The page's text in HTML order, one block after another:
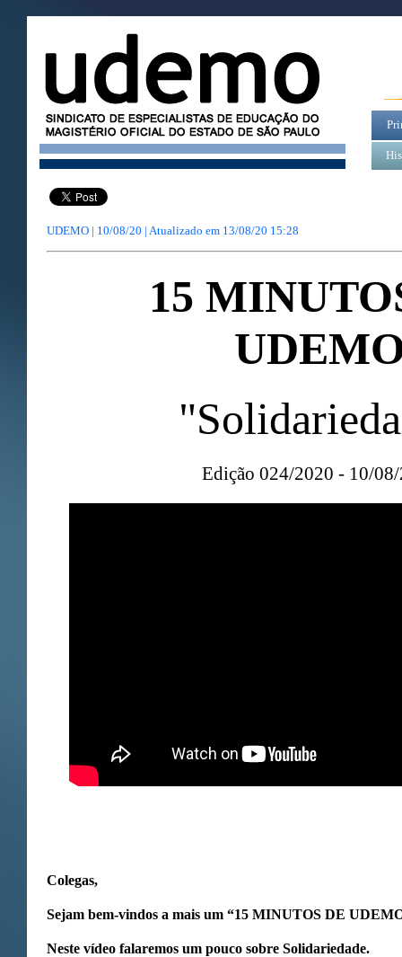
UDEMO | 10/08/20 | Atualizado em 13/08/20 15:28
15
Edição 024/2020 - 10/
Colegas,
Sejam bem-vindos a mais um “15 MINUTOS DE
Neste vídeo falaremos um pouco sobre Solidariedade.